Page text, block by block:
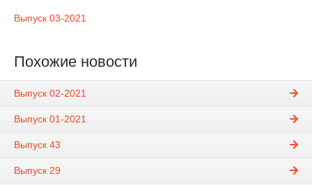
Выпуск 03-2021
Похожие новости
Выпуск 02-2021
Выпуск 01-2021
Выпуск 43
Выпуск 29